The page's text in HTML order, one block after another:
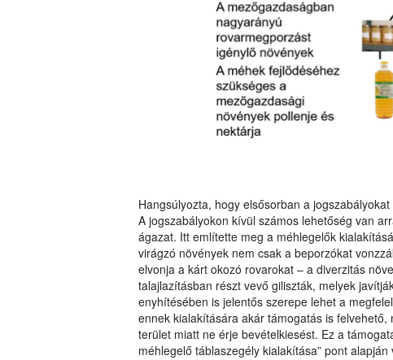
Hangsúlyozta, hogy elsősorban a
A jogszabályokon kívül számos lehetőség van
ágazat. Itt említette meg a méhlegelők
virágzó növények nem csak a beporzókat
elvonja a kárt okozó rovarokat – a diverzitás
talajlazításban részt vevő giliszták, melyek
enyhítésében is jelentős szerepe lehet a
ennek kialakítására akár támogatás is
terület miatt ne érje bevételkiesést. Ez a
méhlegelő táblaszegély kialakítása” pont alapján